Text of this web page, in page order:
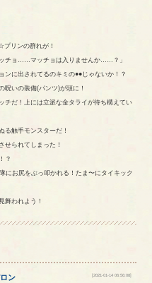
リンの群れが！
チョ……マッチョは入りませんか……？」
に出されてるのキミの●●じゃないか！？
いの装備(パンツ)が頭に！
だ！上には立派な金タライが待ち構えてい
触手モンスターだ！
られてしまった！
？
にお尻をぶっ叩かれる！たま〜にタイキック
われよう！
ン
[2021-01-14 06:56:08]